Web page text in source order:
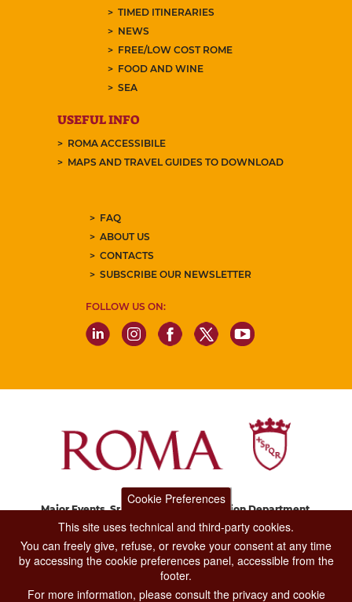
TIMED ITINERARIES
NEWS
FREE/LOW COST ROME
FOOD AND WINE
SEA
USEFUL INFO
ROMA ACCESSIBILE
MAPS AND TRAVEL GUIDES TO DOWNLOAD
FAQ
ABOUT US
CONTACTS
SUBSCRIBE OUR NEWSLETTER
FOLLOW US ON:
Major Events, Sport, Tourism and Fashion Department.
Via di San Basilio, 51
CONTACT CENTER TEL. 06 06 08
CONTATTA LA REDAZIONE
Cookie Preferences
This site uses technical and third-party cookies.
You can freely give, refuse, or revoke your consent at any time
by accessing the cookie preferences panel, accessible from the
footer.
For more information, please consult the privacy and cookie